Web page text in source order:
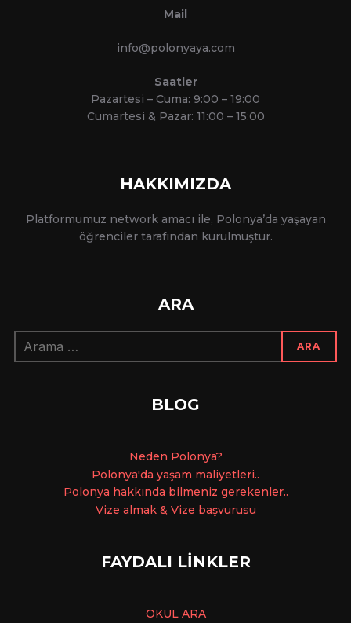
Mail
info@polonyaya.com
Saatler
Pazartesi – Cuma: 9:00 – 19:00
Cumartesi & Pazar: 11:00 – 15:00
HAKKIMIZDA
Platformumuz network amacı ile, Polonya’da yaşayan
öğrenciler tarafından kurulmuştur.
ARA
Arama:
ARA
BLOG
Neden Polonya?
Polonya'da yaşam maliyetleri..
Polonya hakkında bilmeniz gerekenler..
Vize almak & Vize başvurusu
FAYDALI LİNKLER
OKUL ARA